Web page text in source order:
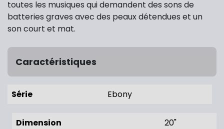
toutes les musiques qui demandent des sons de
batteries graves avec des peaux détendues et un
son court et mat.
Caractéristiques
Série Ebony
Dimension 20"